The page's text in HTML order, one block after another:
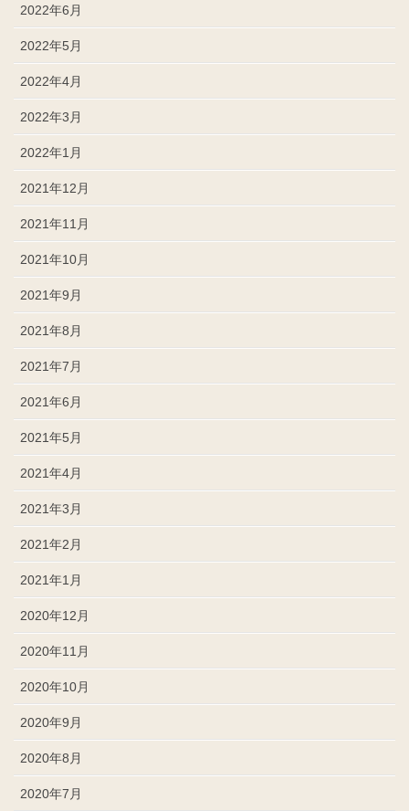
2022年6月
2022年5月
2022年4月
2022年3月
2022年1月
2021年12月
2021年11月
2021年10月
2021年9月
2021年8月
2021年7月
2021年6月
2021年5月
2021年4月
2021年3月
2021年2月
2021年1月
2020年12月
2020年11月
2020年10月
2020年9月
2020年8月
2020年7月